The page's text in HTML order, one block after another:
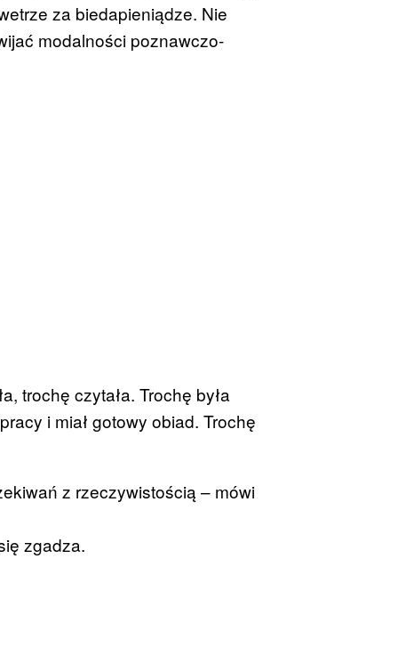
za biedapieniądze. Nie
modalności poznawczo-
trochę czytała. Trochę była
i miał gotowy obiad. Trochę
z rzeczywistością – mówi
zgadza.